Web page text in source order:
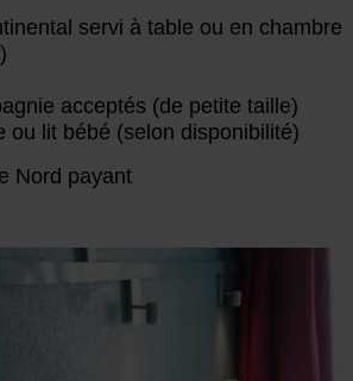
servi à table ou en chambre
acceptés (de petite taille)
ou lit bébé (selon disponibilité)
Nord payant